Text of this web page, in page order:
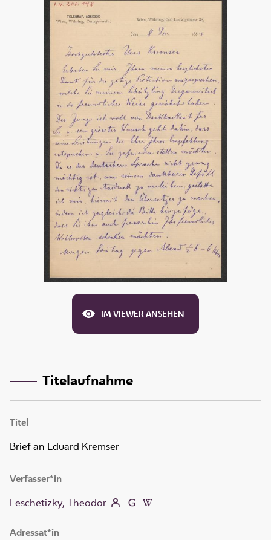
IM VIEWER ANSEHEN
Titelaufnahme
Titel
Brief an Eduard Kremser
Verfasser*in
Leschetizky, Theodor
Adressat*in